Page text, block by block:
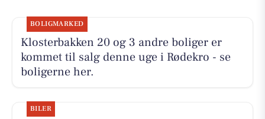
BOLIGMARKED
Klosterbakken 20 og 3 andre boliger er
kommet til salg denne uge i Rødekro - se
boligerne her.
BILER